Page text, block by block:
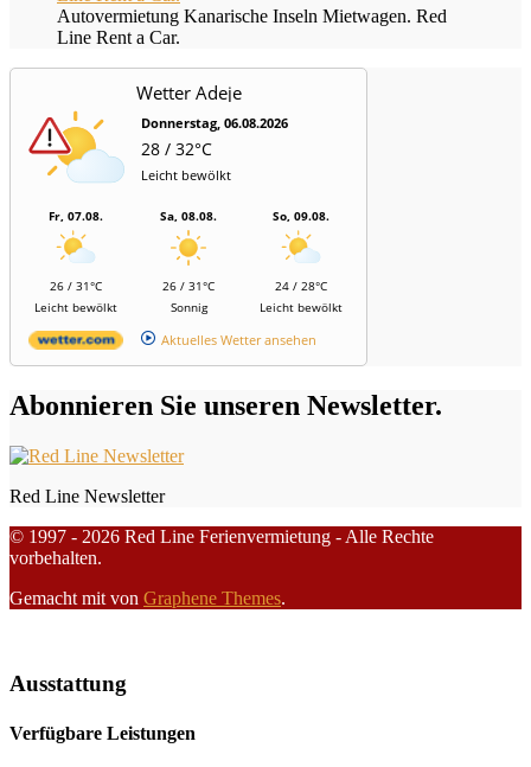
Autovermietung Kanarische Inseln Mietwagen. Red
Line Rent a Car.
Wetter Adeje
Donnerstag, 06.08.2026
28 / 32°C
Leicht bewölkt
Fr, 07.08.
26 / 31°C
Leicht bewölkt
Sa, 08.08.
26 / 31°C
Sonnig
So, 09.08.
24 / 28°C
Leicht bewölkt
Aktuelles Wetter ansehen
Abonnieren Sie unseren Newsletter.
Red Line Newsletter
© 1997 - 2026 Red Line Ferienvermietung - Alle Rechte
vorbehalten.
Gemacht mit von Graphene Themes.
Ausstattung
Verfügbare Leistungen